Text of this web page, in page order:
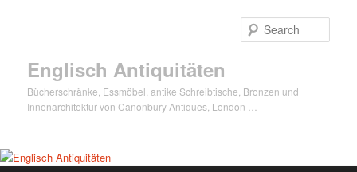
Englisch Antiquitäten
Bücherschränke, Essmöbel, antike Schreibtische, Bronzen und
Innenarchitektur von Canonbury Antiques, London …